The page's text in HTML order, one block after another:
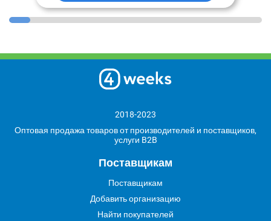
2018-2023
Оптовая продажа товаров от производителей и поставщиков,
услуги B2B
Поставщикам
Поставщикам
Добавить организацию
Найти покупателей